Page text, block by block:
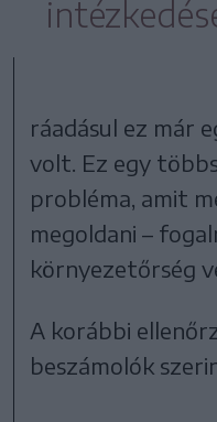
ráadásul ez már
volt. Ez egy
probléma, amit
megoldani –
környezetőrség
A korábbi
beszámolók